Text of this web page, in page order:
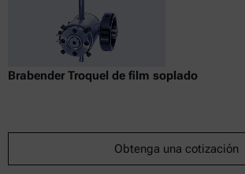
Brabender Troquel de film soplado
Obtenga una cotización